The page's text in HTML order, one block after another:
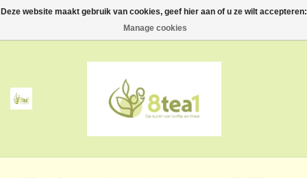
0 Artikelen - €--,--
Thee
Deze website maakt gebruik van cookies, geef hier aan of u ze wilt accepteren:
Manage cookies